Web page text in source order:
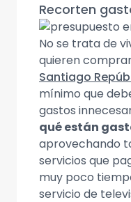
Recorten
No se trata de
quieren
Santiago
mínimo que
gastos
qué están
aprovechando
servicios que
muy poco
servicio de